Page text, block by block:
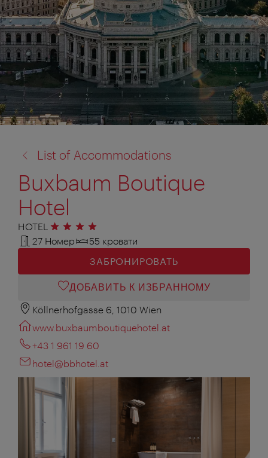
к:
List of Accommodations
Buxbaum Boutique
Hotel
HOTEL 4 звезды
27 Номер
55 кровати
ЗАБРОНИРОВАТЬ
ДОБАВИТЬ К ИЗБРАННОМУ
Köllnerhofgasse 6, 1010 Wien
www.buxbaumboutiquehotel.at
+43 1 961 19 60
hotel@bbhotel.at